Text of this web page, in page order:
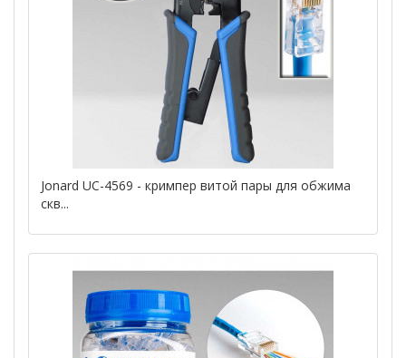
Jonard UC-4569 - кримпер витой пары для обжима
скв...